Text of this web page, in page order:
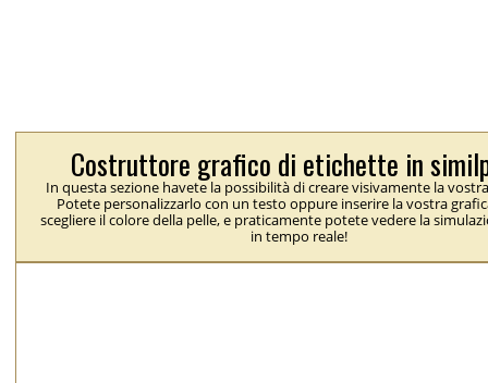
Costruttore grafico di etichette in
In questa sezione havete la possibilità di creare visivamente la
Potete personalizzarlo con un testo oppure inserire la vostra
scegliere il colore della pelle, e praticamente potete vedere la
in tempo reale!